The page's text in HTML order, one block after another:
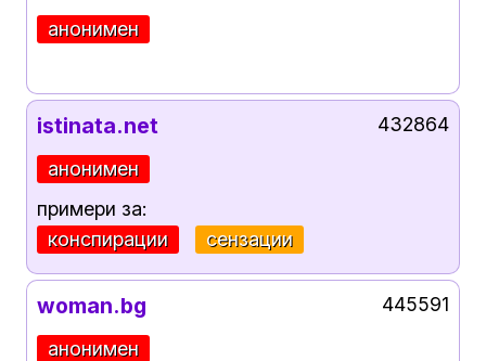
анонимен
istinata.net
анонимен
примери за:
конспирации
сензации
432864
woman.bg
анонимен
445591